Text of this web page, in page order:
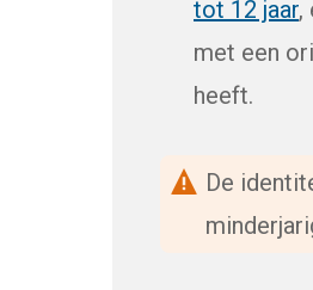
tot 12 jaar,
met een
heeft.
De